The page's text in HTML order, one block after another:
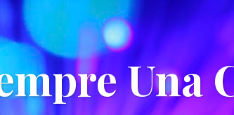
Una